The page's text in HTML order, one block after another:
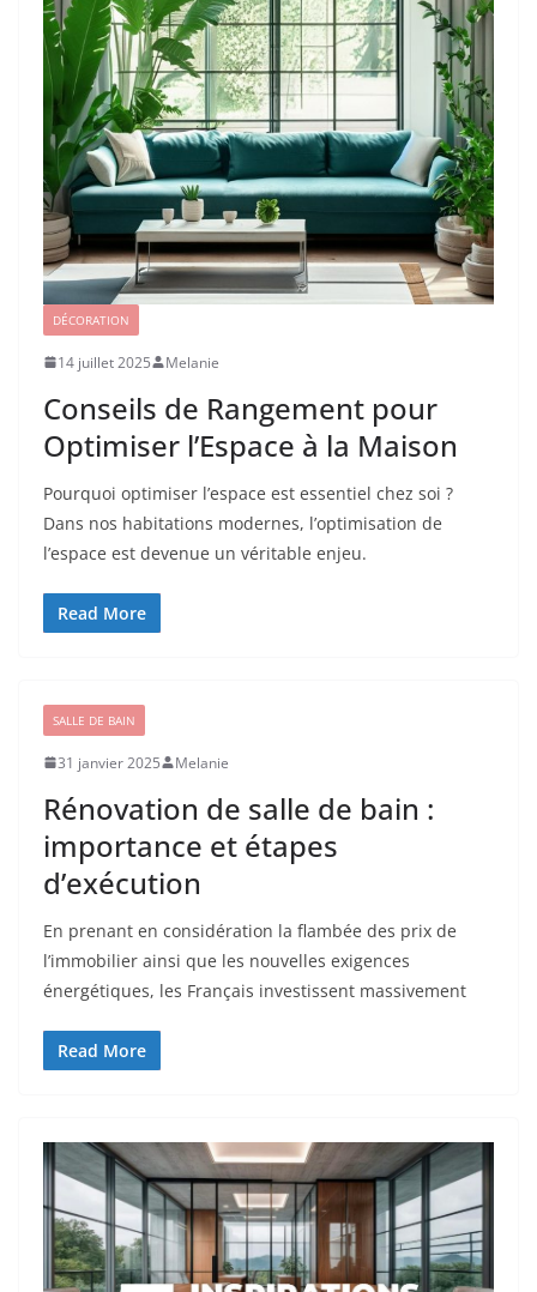
DÉCORATION
14 juillet 2025 Melanie
Conseils de Rangement pour
Optimiser l’Espace à la Maison
Pourquoi optimiser l’espace est essentiel chez soi ?
Dans nos habitations modernes, l’optimisation de
l’espace est devenue un véritable enjeu.
Read More
SALLE DE BAIN
31 janvier 2025 Melanie
Rénovation de salle de bain :
importance et étapes
d’exécution
En prenant en considération la flambée des prix de
l’immobilier ainsi que les nouvelles exigences
énergétiques, les Français investissent massivement
Read More